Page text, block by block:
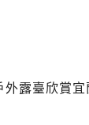
外露臺欣賞